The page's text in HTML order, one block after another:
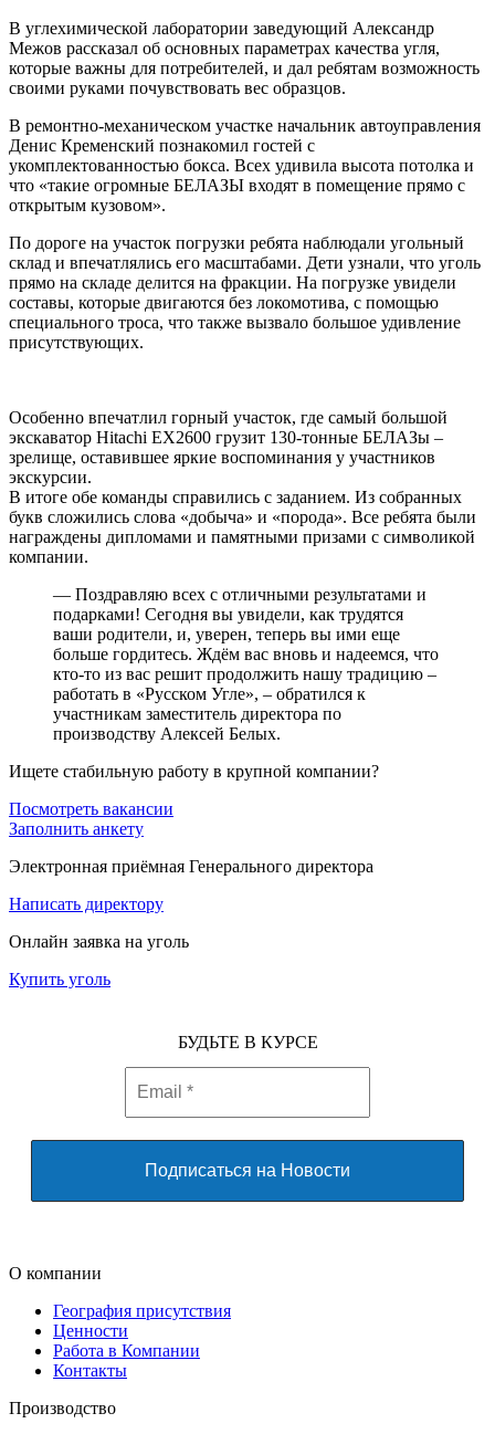
В углехимической лаборатории заведующий Александр
Межов рассказал об основных параметрах качества угля,
которые важны для потребителей, и дал ребятам возможность
своими руками почувствовать вес образцов.
В ремонтно-механическом участке начальник автоуправления
Денис Кременский познакомил гостей с
укомплектованностью бокса. Всех удивила высота потолка и
что «такие огромные БЕЛАЗЫ входят в помещение прямо с
открытым кузовом».
По дороге на участок погрузки ребята наблюдали угольный
склад и впечатлялись его масштабами. Дети узнали, что уголь
прямо на складе делится на фракции. На погрузке увидели
составы, которые двигаются без локомотива, с помощью
специального троса, что также вызвало большое удивление
присутствующих.
Особенно впечатлил горный участок, где самый большой
экскаватор Hitachi EX2600 грузит 130-тонные БЕЛАЗы –
зрелище, оставившее яркие воспоминания у участников
экскурсии.
В итоге обе команды справились с заданием. Из собранных
букв сложились слова «добыча» и «порода». Все ребята были
награждены дипломами и памятными призами с символикой
компании.
— Поздравляю всех с отличными результатами и
подарками! Сегодня вы увидели, как трудятся
ваши родители, и, уверен, теперь вы ими еще
больше гордитесь. Ждём вас вновь и надеемся, что
кто-то из вас решит продолжить нашу традицию –
работать в «Русском Угле», – обратился к
участникам заместитель директора по
производству Алексей Белых.
Ищете стабильную работу в крупной компании?
Посмотреть вакансии
Заполнить анкету
Электронная приёмная Генерального директора
Написать директору
Онлайн заявка на уголь
Купить уголь
БУДЬТЕ В КУРСЕ
О компании
География присутствия
Ценности
Работа в Компании
Контакты
Производство